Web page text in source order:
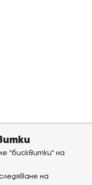
"бисквитки" на
на